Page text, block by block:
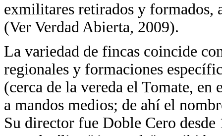
exmilitares retirados y formados,
(Ver Verdad Abierta, 2009).
La variedad de fincas coincide
regionales y formaciones
(cerca de la vereda el Tomate,
a mandos medios; de ahí el
Su director fue Doble Cero desde